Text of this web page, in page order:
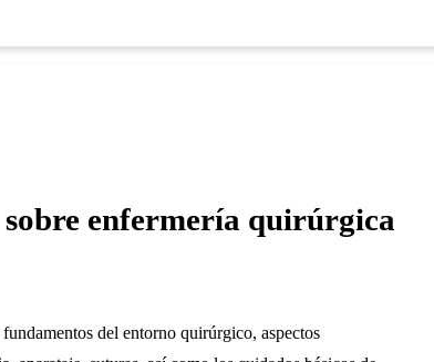
sobre enfermería quirúrgica
del entorno quirúrgico, aspectos